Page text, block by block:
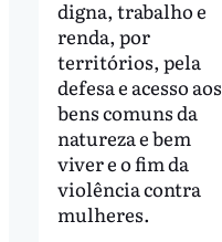
digna, trabalho e
renda, por
territórios, pela
defesa e acesso aos
bens comuns da
natureza e bem
viver e o fim da
violência contra
mulheres.